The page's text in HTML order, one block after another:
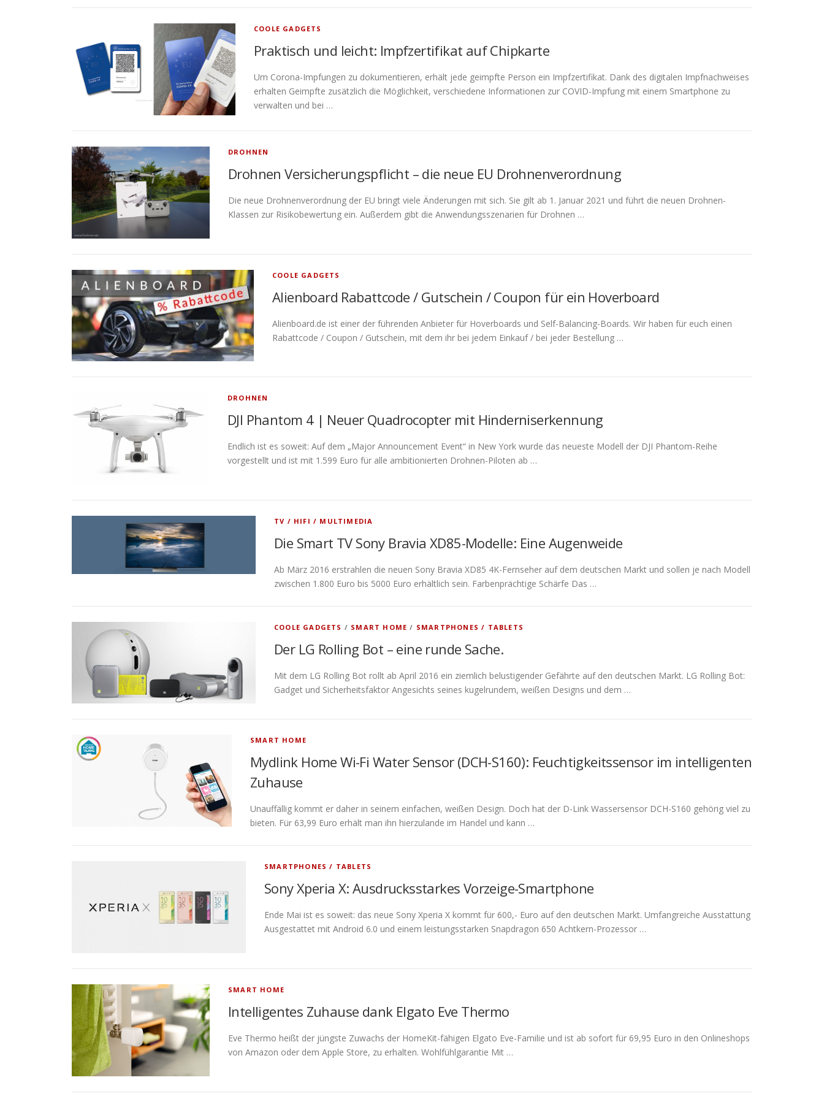
COOLE GADGETS
Praktisch und leicht: Impfzertifikat auf Chipkarte
Um Corona-Impfungen zu dokumentieren, erhält jede geimpfte Person ein Impfzertifikat. Dank des digitalen Impfnachweises
erhalten Geimpfte zusätzlich die Möglichkeit, verschiedene Informationen zur COVID-Impfung mit einem Smartphone zu
verwalten und bei …
DROHNEN
Drohnen Versicherungspflicht – die neue EU Drohnenverordnung
Die neue Drohnenverordnung der EU bringt viele Änderungen mit sich. Sie gilt ab 1. Januar 2021 und führt die neuen Drohnen-
Klassen zur Risikobewertung ein. Außerdem gibt die Anwendungsszenarien für Drohnen …
COOLE GADGETS
Alienboard Rabattcode / Gutschein / Coupon für ein Hoverboard
Alienboard.de ist einer der führenden Anbieter für Hoverboards und Self-Balancing-Boards. Wir haben für euch einen
Rabattcode / Coupon / Gutschein, mit dem ihr bei jedem Einkauf / bei jeder Bestellung …
DROHNEN
DJI Phantom 4 | Neuer Quadrocopter mit Hinderniserkennung
Endlich ist es soweit: Auf dem „Major Announcement Event“ in New York wurde das neueste Modell der DJI Phantom-Reihe
vorgestellt und ist mit 1.599 Euro für alle ambitionierten Drohnen-Piloten ab …
TV / HIFI / MULTIMEDIA
Die Smart TV Sony Bravia XD85-Modelle: Eine Augenweide
Ab März 2016 erstrahlen die neuen Sony Bravia XD85 4K-Fernseher auf dem deutschen Markt und sollen je nach Modell
zwischen 1.800 Euro bis 5000 Euro erhältlich sein. Farbenprächtige Schärfe Das …
COOLE GADGETS / SMART HOME / SMARTPHONES / TABLETS
Der LG Rolling Bot – eine runde Sache.
Mit dem LG Rolling Bot rollt ab April 2016 ein ziemlich belustigender Gefährte auf den deutschen Markt. LG Rolling Bot:
Gadget und Sicherheitsfaktor Angesichts seines kugelrundem, weißen Designs und dem …
SMART HOME
Mydlink Home Wi-Fi Water Sensor (DCH-S160): Feuchtigkeitssensor im intelligenten
Zuhause
Unauffällig kommt er daher in seinem einfachen, weißen Design. Doch hat der D-Link Wassersensor DCH-S160 gehörig viel zu
bieten. Für 63,99 Euro erhält man ihn hierzulande im Handel und kann …
SMARTPHONES / TABLETS
Sony Xperia X: Ausdrucksstarkes Vorzeige-Smartphone
Ende Mai ist es soweit: das neue Sony Xperia X kommt für 600,- Euro auf den deutschen Markt. Umfangreiche Ausstattung
Ausgestattet mit Android 6.0 und einem leistungsstarken Snapdragon 650 Achtkern-Prozessor …
SMART HOME
Intelligentes Zuhause dank Elgato Eve Thermo
Eve Thermo heißt der jüngste Zuwachs der HomeKit-fähigen Elgato Eve-Familie und ist ab sofort für 69,95 Euro in den Onlineshops
von Amazon oder dem Apple Store, zu erhalten. Wohlfühlgarantie Mit …